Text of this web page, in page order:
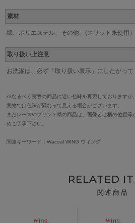
素材
綿、ポリエステル、その他、(スリット糸使用）
取り扱い上注意
お洗濯は、必ず「取り扱い表示」にしたがって
※なるべく実際の商品に近い色味を再現しておりますが
実物では色味が異なって見える場合がございます。
またレースやプリント柄の商品は、画像とは柄の位置
めご了承下さい。
関連キーワード：Wacoal WING ウィング
RELATED
関連商品